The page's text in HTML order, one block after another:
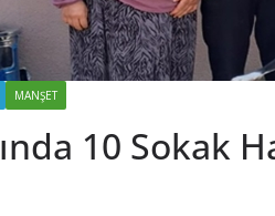
MANŞET
10 Sokak